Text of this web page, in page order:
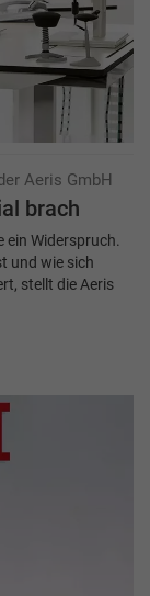
Aeris GmbH
brach
Widerspruch.
und wie sich
stellt die Aeris